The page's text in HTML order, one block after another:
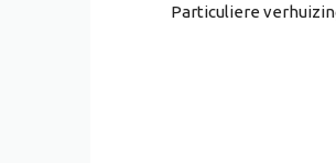
Particuliere